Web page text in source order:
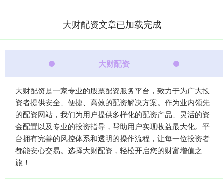
大财配资文章已加载完成
大财配资
大财配资是一家专业的股票配资服务平台，致力于为广大投
资者提供安全、便捷、高效的配资解决方案。作为业内领先
的配资网站，我们为用户提供多样化的配资产品、灵活的资
金配置以及专业的投资指导，帮助用户实现收益最大化。平
台拥有完善的风控体系和透明的操作流程，让每一位投资者
都能安心交易。选择大财配资，轻松开启您的财富增值之
旅！